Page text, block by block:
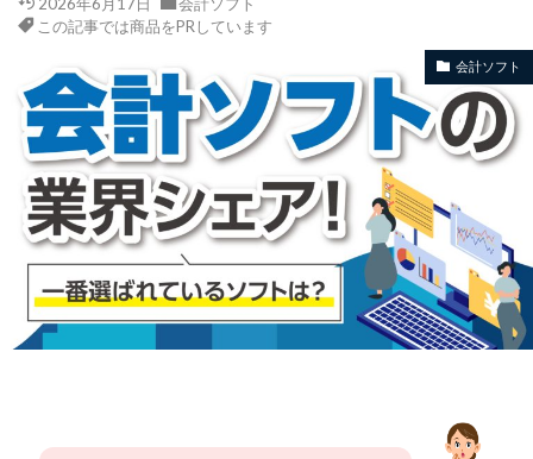
この記事では商品をPRしています
会計ソフト